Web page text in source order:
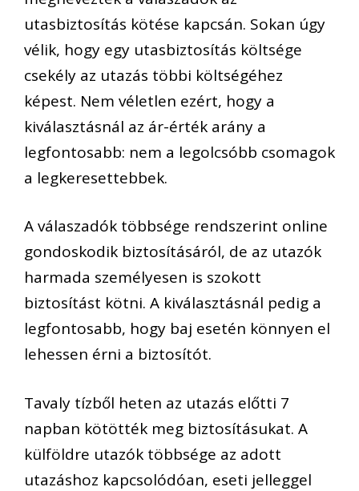
utasbiztosítás kötése kapcsán. Sokan úgy
vélik, hogy egy utasbiztosítás költsége
csekély az utazás többi költségéhez
képest. Nem véletlen ezért, hogy a
kiválasztásnál az ár-érték arány a
legfontosabb: nem a legolcsóbb csomagok
a legkeresettebbek.
A válaszadók többsége rendszerint online
gondoskodik biztosításáról, de az utazók
harmada személyesen is szokott
biztosítást kötni. A kiválasztásnál pedig a
legfontosabb, hogy baj esetén könnyen el
lehessen érni a biztosítót.
Tavaly tízből heten az utazás előtti 7
napban kötötték meg biztosításukat. A
külföldre utazók többsége az adott
utazáshoz kapcsolódóan, eseti jelleggel